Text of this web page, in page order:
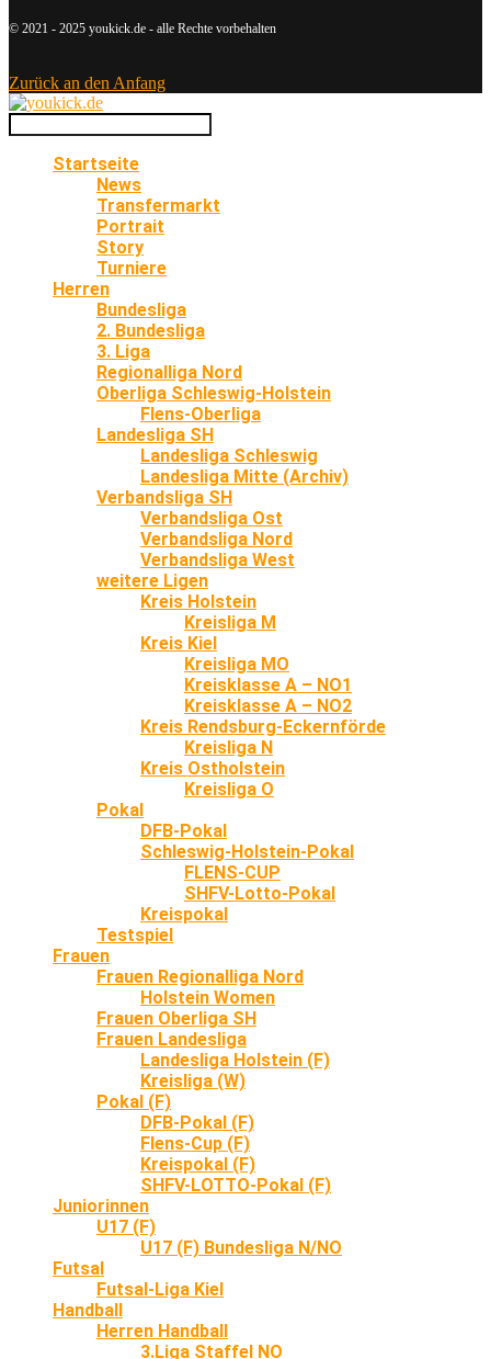
© 2021 - 2025 youkick.de - alle Rechte vorbehalten
Zurück an den Anfang
Startseite
News
Transfermarkt
Portrait
Story
Turniere
Herren
Bundesliga
2. Bundesliga
3. Liga
Regionalliga Nord
Oberliga Schleswig-Holstein
Flens-Oberliga
Landesliga SH
Landesliga Schleswig
Landesliga Mitte (Archiv)
Verbandsliga SH
Verbandsliga Ost
Verbandsliga Nord
Verbandsliga West
weitere Ligen
Kreis Holstein
Kreisliga M
Kreis Kiel
Kreisliga MO
Kreisklasse A – NO1
Kreisklasse A – NO2
Kreis Rendsburg-Eckernförde
Kreisliga N
Kreis Ostholstein
Kreisliga O
Pokal
DFB-Pokal
Schleswig-Holstein-Pokal
FLENS-CUP
SHFV-Lotto-Pokal
Kreispokal
Testspiel
Frauen
Frauen Regionalliga Nord
Holstein Women
Frauen Oberliga SH
Frauen Landesliga
Landesliga Holstein (F)
Kreisliga (W)
Pokal (F)
DFB-Pokal (F)
Flens-Cup (F)
Kreispokal (F)
SHFV-LOTTO-Pokal (F)
Juniorinnen
U17 (F)
U17 (F) Bundesliga N/NO
Futsal
Futsal-Liga Kiel
Handball
Herren Handball
3.Liga Staffel NO